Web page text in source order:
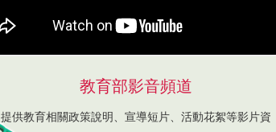
教育部影音頻道
提供教育相關政策說明、宣導短片、活動花絮等影片資